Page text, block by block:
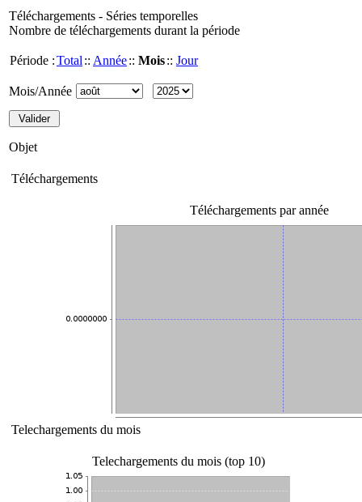
Téléchargements - Séries temporelles
Nombre de téléchargements durant la période
Période :Total :: Année:: Mois:: Jour
Mois/Année
Objet
Téléchargements
Téléchargements par année
Telechargements du mois
Telechargements du mois (top 10)